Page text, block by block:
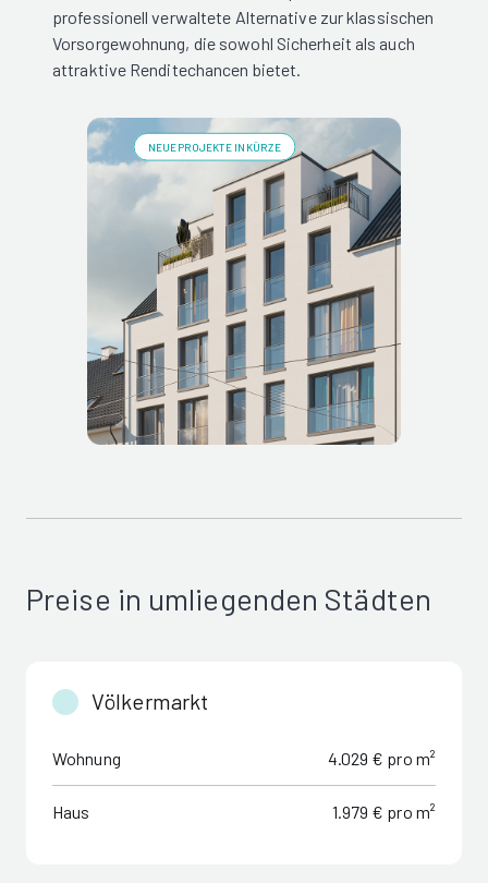
professionell verwaltete Alternative zur klassischen
Vorsorgewohnung, die sowohl Sicherheit als auch
attraktive Renditechancen bietet.
NEUE PROJEKTE IN KÜRZE
Preise in umliegenden Städten
Völkermarkt
Wohnung 4.029 € pro m²
Haus 1.979 € pro m²